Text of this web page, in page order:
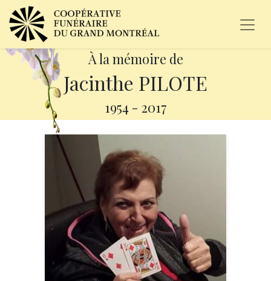
À la mémoire de
Jacinthe PILOTE
1954 - 2017